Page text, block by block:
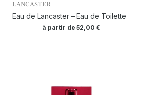
LANCASTER
Eau de Lancaster – Eau de Toilette
à partir de 52,00 €